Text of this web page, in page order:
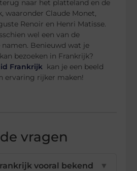
naar het platteland en de
waaronder Claude Monet,
Renoir en Henri Matisse.
wel een van de
namen. Benieuwd wat je
bezoeken in Frankrijk?
Frankrijk kan je een beeld
ervaring rijker maken!
vragen
vooral bekend
▼